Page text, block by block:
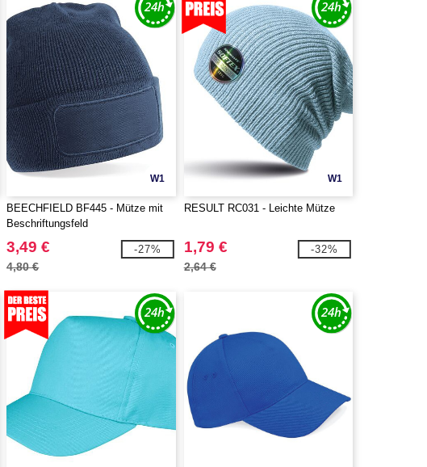
W1
BEECHFIELD BF445 - Mütze mit
Beschriftungsfeld
3,49 €
4,80 €
-27%
W1
RESULT RC031 - Leichte Mütze
1,79 €
2,64 €
-32%